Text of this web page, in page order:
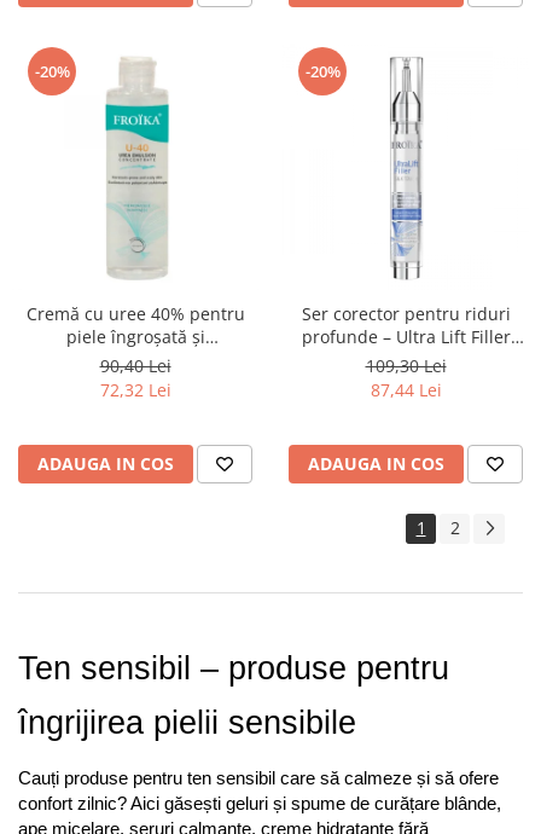
-20%
Cremă cu uree 40% pentru
piele îngroșată și
hiperkeratoză – Froika U-40
90,40 Lei
72,32 Lei
ADAUGA IN COS
-20%
Ser corector pentru riduri
profunde – Ultra Lift Filler
Froika
109,30 Lei
87,44 Lei
ADAUGA IN COS
1 2
Ten sensibil – produse pentru
îngrijirea pielii sensibile
Cauți produse pentru ten sensibil care să calmeze și să ofere
confort zilnic? Aici găsești geluri și spume de curățare blânde,
ape micelare, seruri calmante, creme hidratante fără